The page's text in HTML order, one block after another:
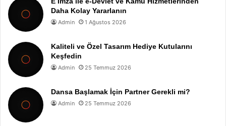
Daha Kolay Yararlanın
Admin 1 Ağustos 2026
Kaliteli ve Özel Tasarım Hediye Kutularını
Keşfedin
Admin 25 Temmuz 2026
Dansa Başlamak İçin Partner Gerekli mi?
Admin 25 Temmuz 2026